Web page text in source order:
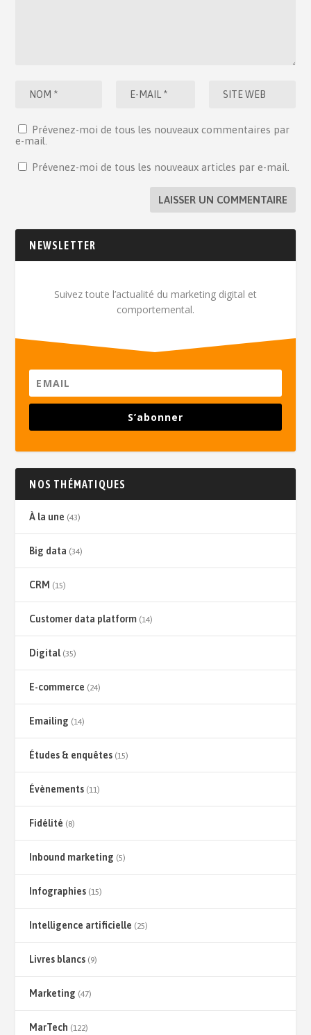
Prévenez-moi de tous les nouveaux commentaires par
e-mail.
Prévenez-moi de tous les nouveaux articles par e-mail.
NEWSLETTER
Suivez toute l’actualité du marketing digital et
comportemental.
S’abonner
NOS THÉMATIQUES
À la une (43)
Big data (34)
CRM (15)
Customer data platform (14)
Digital (35)
E-commerce (24)
Emailing (14)
Études & enquêtes (15)
Évènements (11)
Fidélité (8)
Inbound marketing (5)
Infographies (15)
Intelligence artificielle (25)
Livres blancs (9)
Marketing (47)
MarTech (122)